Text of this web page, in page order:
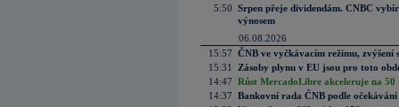
5:50 Srpen přeje dividendám. CNBC
výnosem
06.08.2026
15:57 ČNB ve vyčkávacím režimu, zvýšení
15:31
Zásoby plynu v EU jsou pro toto
14:47 Růst MercadoLibre akceleruje na
14:37 Bankovní rada ČNB podle